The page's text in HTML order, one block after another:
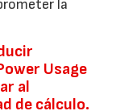
la
Usage
al
de cálculo.